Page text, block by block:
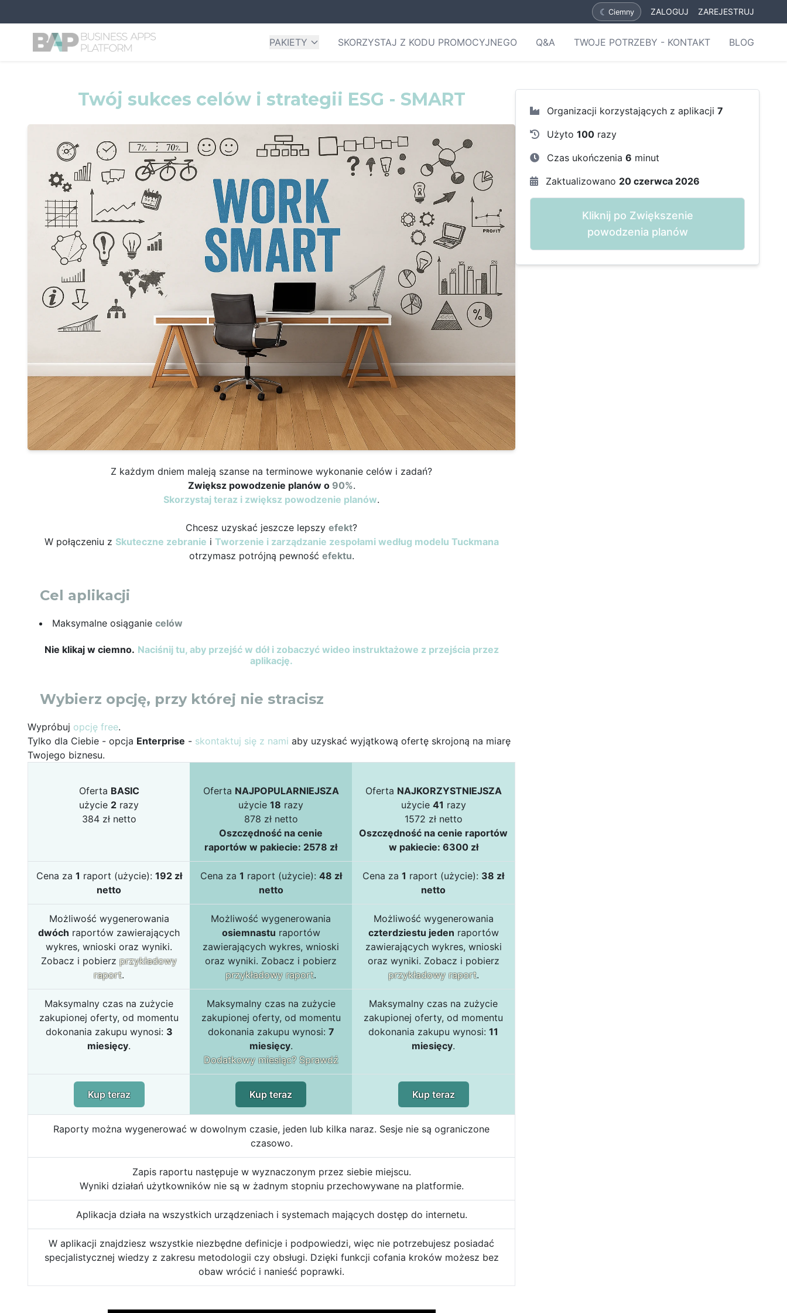
☾ Ciemny ZALOGUJ ZAREJESTRUJ
PAKIETY SKORZYSTAJ Z KODU PROMOCYJNEGO Q&A TWOJE POTRZEBY - KONTAKT BLOG
Twój sukces celów i strategii ESG - SMART
Z każdym dniem maleją szanse na terminowe wykonanie celów i zadań?
Zwiększ powodzenie planów o 90%.
Skorzystaj teraz i zwiększ powodzenie planów.
Chcesz uzyskać jeszcze lepszyefekt?
W połączeniu z Skuteczne zebranie i Tworzenie i zarządzanie zespołami według modelu Tuckmana
otrzymasz potrójną pewność efektu.
Cel aplikacji
Maksymalne osiąganie celów
Nie klikaj w ciemno. Naciśnij tu, aby przejść w dół i zobaczyć wideo instruktażowe z przejścia przez
aplikację.
Wybierz opcję, przy której nie stracisz
Wypróbuj opcję free.
Tylko dla Ciebie - opcja Enterprise - skontaktuj się z nami aby uzyskać wyjątkową ofertę skrojoną na miarę
Twojego biznesu.
Oferta BASIC
użycie 2 razy
384 zł netto
Oferta NAJPOPULARNIEJSZA
użycie 18 razy
878 zł netto
Oszczędność na cenie
raportów w pakiecie: 2578 zł
Oferta NAJKORZYSTNIEJSZA
użycie 41 razy
1572 zł netto
Oszczędność na cenie raportów
w pakiecie: 6300 zł
Cena za 1 raport (użycie): 192 zł
netto
Cena za 1 raport (użycie): 48 zł
netto
Cena za 1 raport (użycie): 38 zł
netto
Możliwość wygenerowania
dwóch raportów zawierających
wykres, wnioski oraz wyniki.
Zobacz i pobierz przykładowy
raport.
Możliwość wygenerowania
osiemnastu raportów
zawierających wykres, wnioski
oraz wyniki. Zobacz i pobierz
przykładowy raport.
Możliwość wygenerowania
czterdziestu jeden raportów
zawierających wykres, wnioski
oraz wyniki. Zobacz i pobierz
przykładowy raport.
Maksymalny czas na zużycie
zakupionej oferty, od momentu
dokonania zakupu wynosi: 3
miesięcy.
Maksymalny czas na zużycie
zakupionej oferty, od momentu
dokonania zakupu wynosi: 7
miesięcy.
Dodatkowy miesiąc? Sprawdź
Maksymalny czas na zużycie
zakupionej oferty, od momentu
dokonania zakupu wynosi: 11
miesięcy.
Kup teraz Kup teraz Kup teraz
Raporty można wygenerować w dowolnym czasie, jeden lub kilka naraz. Sesje nie są ograniczone
czasowo.
Zapis raportu następuje w wyznaczonym przez siebie miejscu.
Wyniki działań użytkowników nie są w żadnym stopniu przechowywane na platformie.
Aplikacja działa na wszystkich urządzeniach i systemach mających dostęp do internetu.
W aplikacji znajdziesz wszystkie niezbędne definicje i podpowiedzi, więc nie potrzebujesz posiadać
specjalistycznej wiedzy z zakresu metodologii czy obsługi. Dzięki funkcji cofania kroków możesz bez
obaw wrócić i nanieść poprawki.
Organizacji korzystających z aplikacji7
Użyto100 razy
Czas ukończenia6 minut
Zaktualizowano 20 czerwca 2026
Kliknij po Zwiększenie
powodzenia planów